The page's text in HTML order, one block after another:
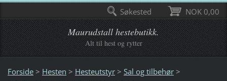
Maurudstall hestebutikk.
Alt til hest og rytter
Forside > Hesten > Hesteutstyr > Sal og tilbehør >
NOK 0,00
Søkested